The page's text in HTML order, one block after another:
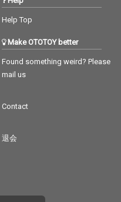
Help Top
Make OTOTOY better
Found something weird? Please
mail us
Contact
退会